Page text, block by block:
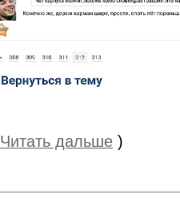
Читать дальше )